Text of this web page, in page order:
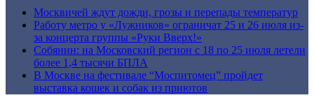
Москвичей ждут дожди, грозы и перепады температур
Работу метро у «Лужников» ограничат 25 и 26 июля из-
за концерта группы «Руки Вверх!»
Собянин: на Московский регион с 18 по 25 июля летели
более 1,4 тысячи БПЛА
В Москве на фестивале “Моспитомец” пройдет
выставка кошек и собак из приютов